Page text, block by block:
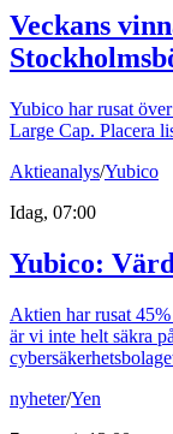
Veckans
Yubico har rusat
Large Cap. Placera
Aktieanalys/Yubico
Idag, 07:00
Yubico:
Aktien har rusat
är vi inte helt säkra
nyheter/Yen